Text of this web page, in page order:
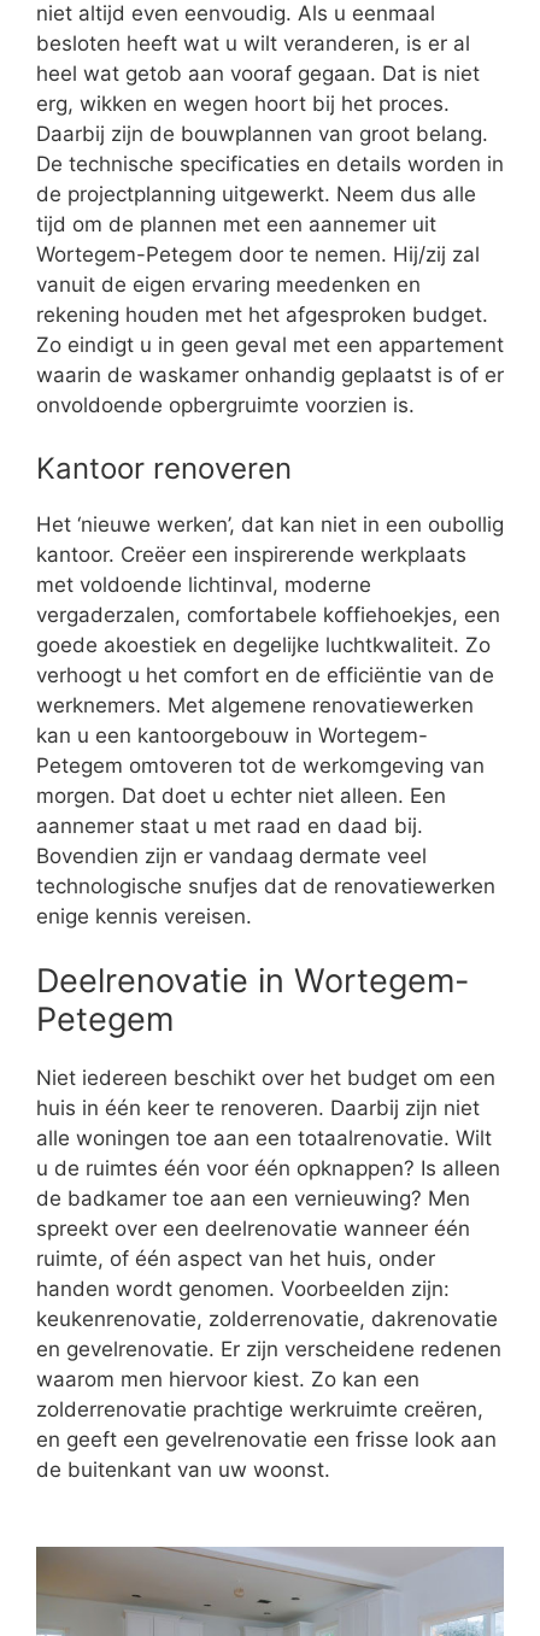
niet altijd even eenvoudig. Als u eenmaal
besloten heeft wat u wilt veranderen, is er al
heel wat getob aan vooraf gegaan. Dat is niet
erg, wikken en wegen hoort bij het proces.
Daarbij zijn de bouwplannen van groot belang.
De technische specificaties en details worden in
de projectplanning uitgewerkt. Neem dus alle
tijd om de plannen met een aannemer uit
Wortegem-Petegem door te nemen. Hij/zij zal
vanuit de eigen ervaring meedenken en
rekening houden met het afgesproken budget.
Zo eindigt u in geen geval met een appartement
waarin de waskamer onhandig geplaatst is of er
onvoldoende opbergruimte voorzien is.
Kantoor renoveren
Het ‘nieuwe werken’, dat kan niet in een oubollig
kantoor. Creëer een inspirerende werkplaats
met voldoende lichtinval, moderne
vergaderzalen, comfortabele koffiehoekjes, een
goede akoestiek en degelijke luchtkwaliteit. Zo
verhoogt u het comfort en de efficiëntie van de
werknemers. Met algemene renovatiewerken
kan u een kantoorgebouw in Wortegem-
Petegem omtoveren tot de werkomgeving van
morgen. Dat doet u echter niet alleen. Een
aannemer staat u met raad en daad bij.
Bovendien zijn er vandaag dermate veel
technologische snufjes dat de renovatiewerken
enige kennis vereisen.
Deelrenovatie in Wortegem-
Petegem
Niet iedereen beschikt over het budget om een
huis in één keer te renoveren. Daarbij zijn niet
alle woningen toe aan een totaalrenovatie. Wilt
u de ruimtes één voor één opknappen? Is alleen
de badkamer toe aan een vernieuwing? Men
spreekt over een deelrenovatie wanneer één
ruimte, of één aspect van het huis, onder
handen wordt genomen. Voorbeelden zijn:
keukenrenovatie, zolderrenovatie, dakrenovatie
en gevelrenovatie. Er zijn verscheidene redenen
waarom men hiervoor kiest. Zo kan een
zolderrenovatie prachtige werkruimte creëren,
en geeft een gevelrenovatie een frisse look aan
de buitenkant van uw woonst.